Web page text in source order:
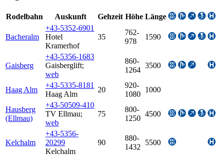
Rodelbahn Auskunft Gehzeit Höhe Länge
Bacheralm
+43-5352-6901
Hotel
Kramerhof
35
762-
978
1590
Gaisberg
+43-5356-1683
Gaisberglift;
web
860-
1264
3500
Haag Alm
+43-5335-8181
Haag Alm
20
920-
1080
1000
Hausberg
(Ellmau)
+43-50509-410
TV Ellmau;
web
75
800-
1250
4500
Kelchalm
+43-5356-
20299
Kelchalm
90
880-
1432
5500